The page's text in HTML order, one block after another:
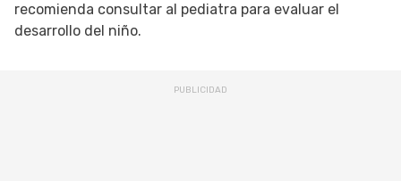
recomienda consultar al pediatra para evaluar el
desarrollo del niño.